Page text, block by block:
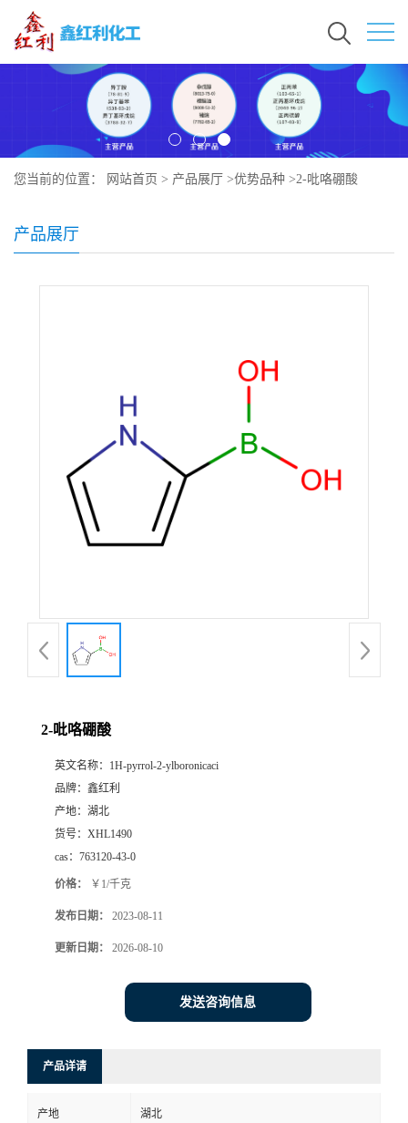
您当前的位置： 网站首页 > 产品展厅 >优势品种 >2-吡咯硼酸
产品展厅
2-吡咯硼酸
英文名称： 1H-pyrrol-2-ylboronicaci
品牌： 鑫红利
产地： 湖北
货号： XHL1490
cas： 763120-43-0
价格： ￥1/千克
发布日期： 2023-08-11
更新日期： 2026-08-10
发送咨询信息
产品详请
产地 湖北